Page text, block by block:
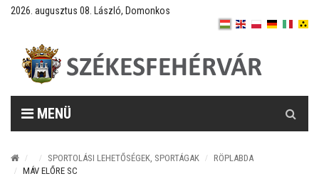
2026. augusztus 08. László, Domonkos
MENÜ
SPORTOLÁSI LEHETŐSÉGEK, SPORTÁGAK
RÖPLABDA
MÁV ELŐRE SC